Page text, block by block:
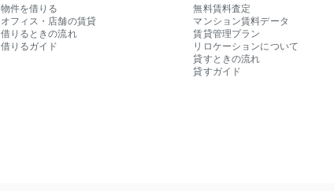
物件を借りる
オフィス・店舗の賃貸
借りるときの流れ
借りるガイド
無料賃料査定
マンション賃料データ
賃貸管理プラン
リロケーションについて
貸すときの流れ
貸すガイド